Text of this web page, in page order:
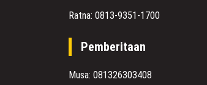
Ratna: 0813-9351-1700
Pemberitaan
Musa: 081326303408